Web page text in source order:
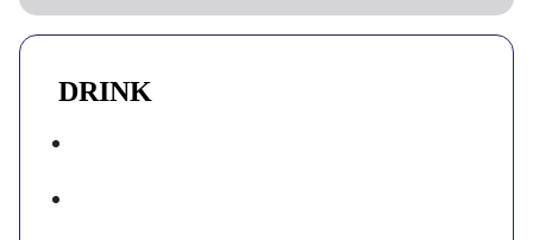
DRINK